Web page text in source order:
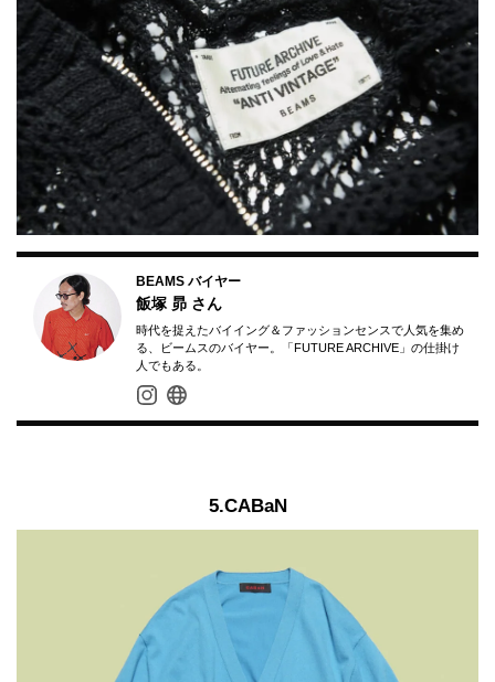
BEAMS バイヤー
飯塚 昴 さん
時代を捉えたバイイング＆ファッションセンスで人気を集め
る、ビームスのバイヤー。「FUTURE ARCHIVE」の仕掛け
人でもある。
5.CABaN